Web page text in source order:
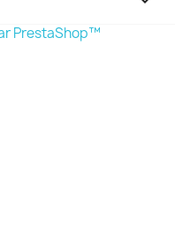
PrestaShop™